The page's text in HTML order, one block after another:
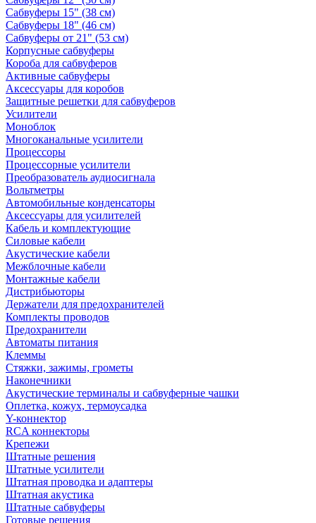
Сабвуферы 15" (38 см)
Сабвуферы 18" (46 см)
Сабвуферы от 21" (53 см)
Корпусные сабвуферы
Короба для сабвуферов
Активные сабвуферы
Аксессуары для коробов
Защитные решетки для сабвуферов
Усилители
Моноблок
Многоканальные усилители
Процессоры
Процессорные усилители
Преобразователь аудиосигнала
Вольтметры
Автомобильные конденсаторы
Аксессуары для усилителей
Кабель и комплектующие
Силовые кабели
Акустические кабели
Межблочные кабели
Монтажные кабели
Дистрибьюторы
Держатели для предохранителей
Комплекты проводов
Предохранители
Автоматы питания
Клеммы
Стяжки, зажимы, грометы
Наконечники
Акустические терминалы и сабвуферные чашки
Оплетка, кожух, термоусадка
Y-коннектор
RCA коннекторы
Крепежи
Штатные решения
Штатные усилители
Штатная проводка и адаптеры
Штатная акустика
Штатные сабвуферы
Готовые решения